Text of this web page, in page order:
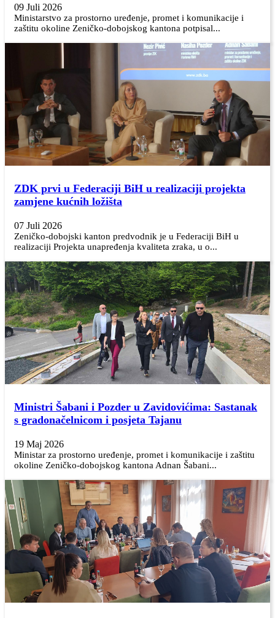
09 Juli 2026
Ministarstvo za prostorno uređenje, promet i komunikacije i
zaštitu okoline Zeničko-dobojskog kantona potpisal...
ZDK prvi u Federaciji BiH u realizaciji projekta
zamjene kućnih ložišta
07 Juli 2026
Zeničko-dobojski kanton predvodnik je u Federaciji BiH u
realizaciji Projekta unapređenja kvaliteta zraka, u o...
Ministri Šabani i Pozder u Zavidovićima: Sastanak
s gradonačelnicom i posjeta Tajanu
19 Maj 2026
Ministar za prostorno uređenje, promet i komunikacije i zaštitu
okoline Zeničko-dobojskog kantona Adnan Šabani...